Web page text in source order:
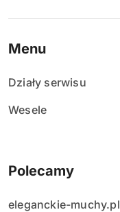
Menu
Działy serwisu
Wesele
Polecamy
eleganckie-muchy.pl